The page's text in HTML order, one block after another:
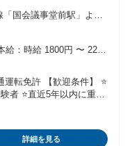
国会議事堂前駅」より
駅」より徒歩5分
給：時給 1800円 〜 2250
迎条件】 ⭐
者 ⭐直近5年以内に重大
先輩スタッフが 丁寧に
詳細を見る